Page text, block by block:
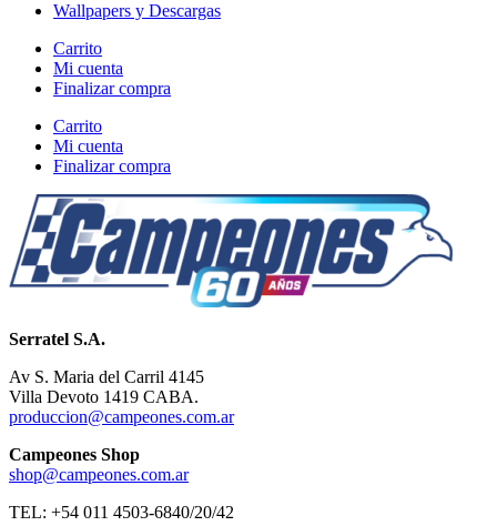
Wallpapers y Descargas
Carrito
Mi cuenta
Finalizar compra
Carrito
Mi cuenta
Finalizar compra
Serratel S.A.
Av S. Maria del Carril 4145
Villa Devoto 1419 CABA.
produccion@campeones.com.ar
Campeones Shop
shop@campeones.com.ar
TEL: +54 011 4503-6840/20/42